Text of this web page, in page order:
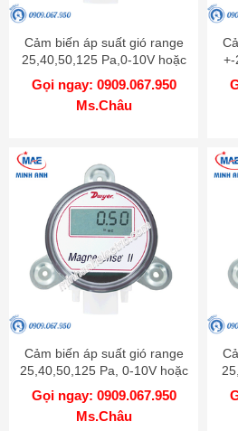
Cảm biến áp suất gió range
25,40,50,125 Pa,0-10V hoặc
4-20mA có màn hình LCD -
Model MS2-W111-LCD
Gọi ngay: 0909.067.950
Ms.Châu
+-
Cảm biến áp suất gió range
25,40,50,125 Pa, 0-10V hoặc
4-20mA có màn hình LCD -
Model MS2-W101-LCD
Gọi ngay: 0909.067.950
Ms.Châu